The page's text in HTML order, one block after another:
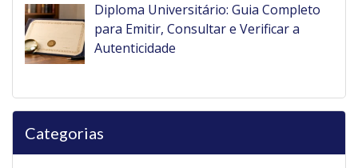
Diploma Universitário: Guia Completo
para Emitir, Consultar e Verificar a
Autenticidade
Categorias